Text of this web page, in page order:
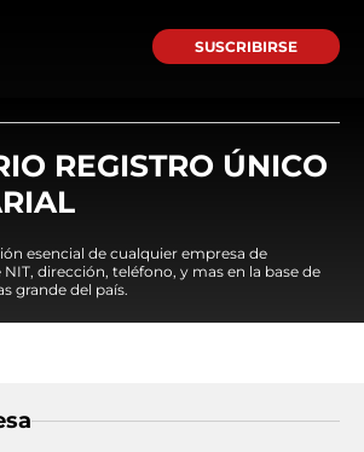
SUSCRIBIRSE
REGISTRO ÚNICO
esencial de cualquier empresa de
dirección, teléfono, y mas en la base de
grande del país.